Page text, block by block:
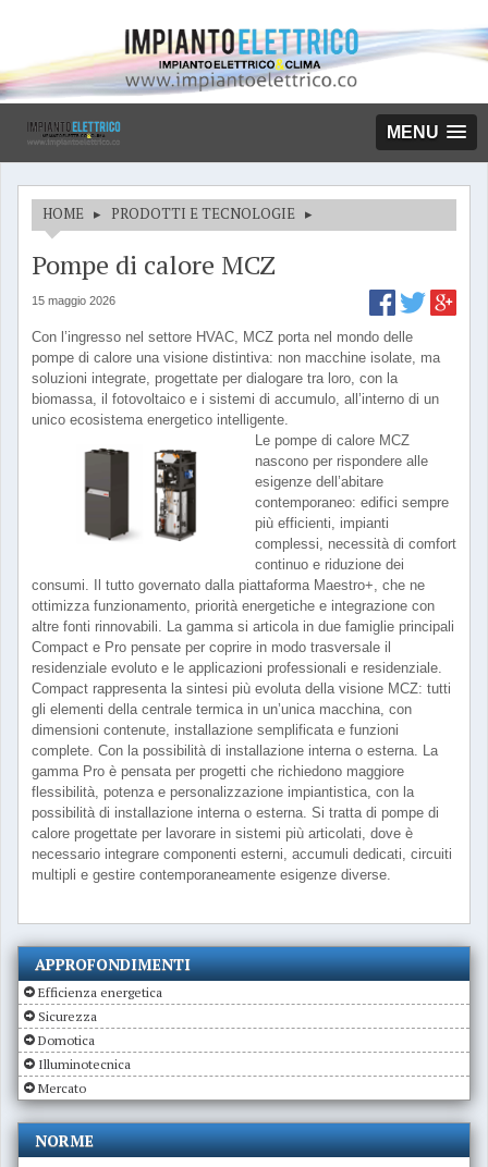
MENU
HOME ▸ PRODOTTI E TECNOLOGIE ▸
Pompe di calore MCZ
15 maggio 2026
Con l’ingresso nel settore HVAC, MCZ porta nel mondo delle
pompe di calore una visione distintiva: non macchine isolate, ma
soluzioni integrate, progettate per dialogare tra loro, con la
biomassa, il fotovoltaico e i sistemi di accumulo, all’interno di un
unico ecosistema energetico intelligente.
Le pompe di calore MCZ
nascono per rispondere alle
esigenze dell’abitare
contemporaneo: edifici sempre
più efficienti, impianti
complessi, necessità di comfort
continuo e riduzione dei
consumi. Il tutto governato dalla piattaforma Maestro+, che ne
ottimizza funzionamento, priorità energetiche e integrazione con
altre fonti rinnovabili. La gamma si articola in due famiglie principali
Compact e Pro pensate per coprire in modo trasversale il
residenziale evoluto e le applicazioni professionali e residenziale.
Compact rappresenta la sintesi più evoluta della visione MCZ: tutti
gli elementi della centrale termica in un’unica macchina, con
dimensioni contenute, installazione semplificata e funzioni
complete. Con la possibilità di installazione interna o esterna. La
gamma Pro è pensata per progetti che richiedono maggiore
flessibilità, potenza e personalizzazione impiantistica, con la
possibilità di installazione interna o esterna. Si tratta di pompe di
calore progettate per lavorare in sistemi più articolati, dove è
necessario integrare componenti esterni, accumuli dedicati, circuiti
multipli e gestire contemporaneamente esigenze diverse.
APPROFONDIMENTI
Efficienza energetica
Sicurezza
Domotica
Illuminotecnica
Mercato
NORME